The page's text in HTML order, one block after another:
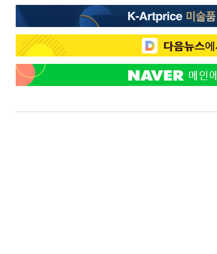
-20013초 전 >
시리아 다마스쿠스 교외에서 미니버스 폭발.. 14명 부
태
-19311초 전 >입추에도 극한더위…서울 낮 39도 '폭염중대경보'
-14275초 전 >
이란, 호르무즈서 "적국 목표물들"과 대치로 남부 케슘
례 큰 폭발음
-12990초 전 >[속보]美, 폴리실리콘 수입 규제…파생제품 15% 관세,
발효
-11141초 전 >
[속보]트럼프, 美 원정출산 금지 행정명령 서명
-8841초 전 >
[속보] 뉴욕증시, 일제 하락 마감…나스닥 0.06%↓